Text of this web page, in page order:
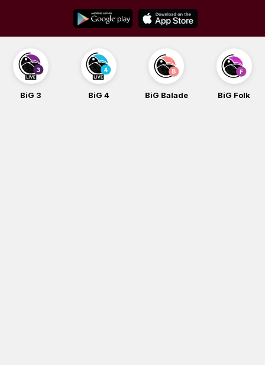
content
BiG 3 BiG 4 BiG Balade BiG Folk